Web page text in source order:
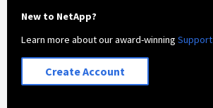
New to NetApp?
Learn more about our award-winningSupport
Create Account